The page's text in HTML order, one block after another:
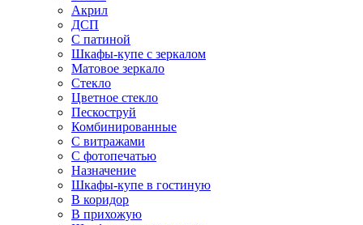
Акрил
ДСП
С патиной
Шкафы-купе с зеркалом
Матовое зеркало
Стекло
Цветное стекло
Пескоструй
Комбинированные
С витражами
С фотопечатью
Назначение
Шкафы-купе в гостиную
В коридор
В прихожую